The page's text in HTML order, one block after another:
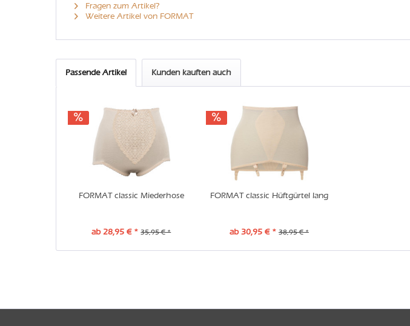
Fragen zum Artikel?
Weitere Artikel von FORMAT
Passende Artikel Kunden kauften auch
FORMAT classic Miederhose
ab 28,95 € * 35,95 € *
FORMAT classic Hüftgürtel lang
ab 30,95 € * 38,95 € *